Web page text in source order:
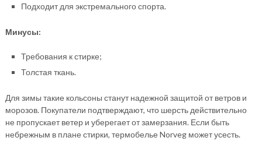
Подходит для экстремального спорта.
Минусы:
Требования к стирке;
Толстая ткань.
Для зимы такие кольсоны станут надежной защитой от ветров и
морозов. Покупатели подтверждают, что шерсть действительно
не пропускает ветер и уберегает от замерзания. Если быть
небрежным в плане стирки, термобелье Norveg может усесть.